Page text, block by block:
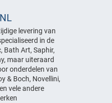
levering van
in de
Bath Art, Saphir,
maar uiteraard
onderdelen van
& Boch, Novellini,
vele andere